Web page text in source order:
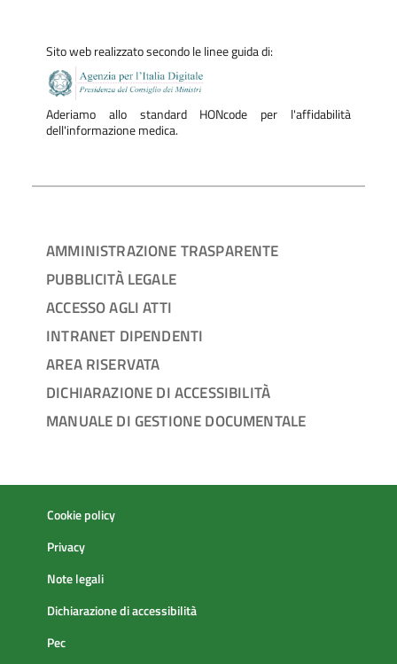
Sito web realizzato secondo le linee guida di:
Aderiamo allo standard HONcode per l'affidabilità
dell'informazione medica.
AMMINISTRAZIONE TRASPARENTE
PUBBLICITÀ LEGALE
ACCESSO AGLI ATTI
INTRANET DIPENDENTI
AREA RISERVATA
DICHIARAZIONE DI ACCESSIBILITÀ
MANUALE DI GESTIONE DOCUMENTALE
Cookie policy
Privacy
Note legali
Dichiarazione di accessibilità
Pec